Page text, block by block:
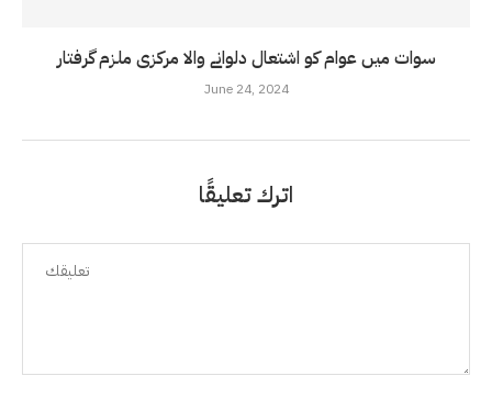
سوات میں عوام کو اشتعال دلوانے والا مرکزی ملزم گرفتار
June 24, 2024
اترك تعليقًا